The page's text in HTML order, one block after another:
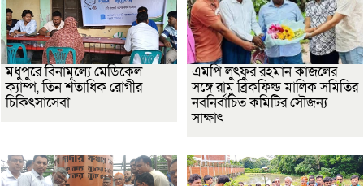
মধুপুরে বিনামূল্যে মেডিকেল
ক্যাম্প, তিন শতাধিক রোগীর
চিকিৎসাসেবা
এমপি লুৎফুর রহমান কাজলের
সঙ্গে রামু ব্রিকফিল্ড মালিক সমিতির
নবনির্বাচিত কমিটির সৌজন্য
সাক্ষাৎ